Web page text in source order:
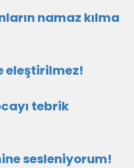
namaz kılma
eleştirilmez!
tebrik
sesleniyorum!